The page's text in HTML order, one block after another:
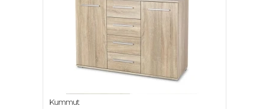
Kummut